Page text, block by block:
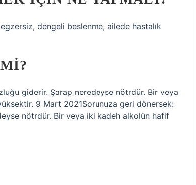
dengeli beslenme, ailede hastalık
giderir. Şarap neredeyse nötrdür. Bir veya
9 Mart 2021Sorunuza geri dönersek:
nötrdür. Bir veya iki kadeh alkolün hafif